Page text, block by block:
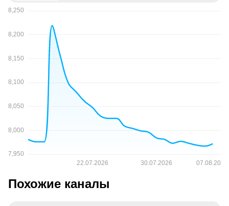
Похожие каналы